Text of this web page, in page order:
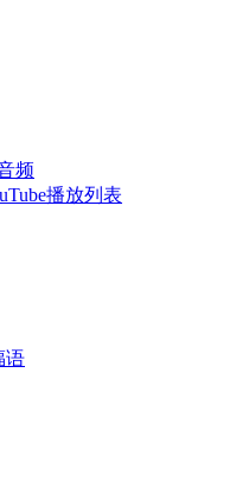
频
播放列表
语